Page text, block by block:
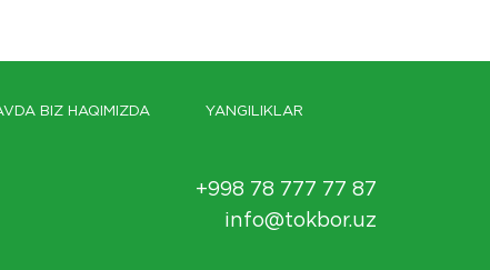
BIZ HAQIMIZDA YANGILIKLAR
+998 78 777 77 87
info@tokbor.uz